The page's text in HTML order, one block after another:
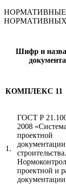
НОРМАТИВНЫХ
Шифр и
документа
КОМПЛЕКС 11
1.
ГОСТ Р
2008 «Система
проектной
строительства.
проектной и